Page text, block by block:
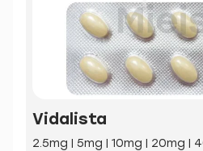
Vidalista
2.5mg | 5mg | 10mg | 20mg |